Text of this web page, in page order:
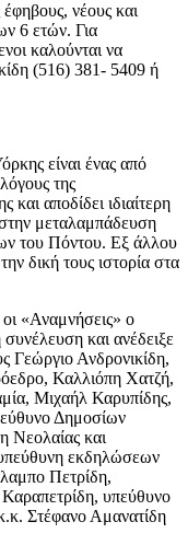
έφηβους, νέους και
6 ετών. Για
καλούνται να
(516) 381- 5409 ή
είναι ένας από
της
αποδίδει ιδιαίτερη
μεταλαμπάδευση
του Πόντου. Εξ άλλου
δική τους ιστορία στα
«Αναμνήσεις» ο
και ανέδειξε
Γεώργιο Ανδρονικίδη,
Καλλιόπη Χατζή,
Μιχαήλ Καρυπίδης,
Δημοσίων
Νεολαίας και
εκδηλώσεων
Πετρίδη,
υπεύθυνο
Στέφανο Αμανατίδη